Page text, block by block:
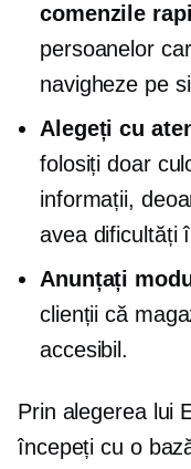
comenzile
persoanelor
navigheze pe
Alegeți cu
folosiți doar
informații,
avea dificultăți
Anunțați
clienții că
accesibil.
Prin alegerea lui
începeți cu o